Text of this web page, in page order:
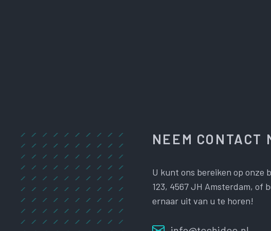
NEEM CONTACT
U kunt ons bereiken op onze
123, 4567 JH Amsterdam, of
ernaar uit van u te horen!